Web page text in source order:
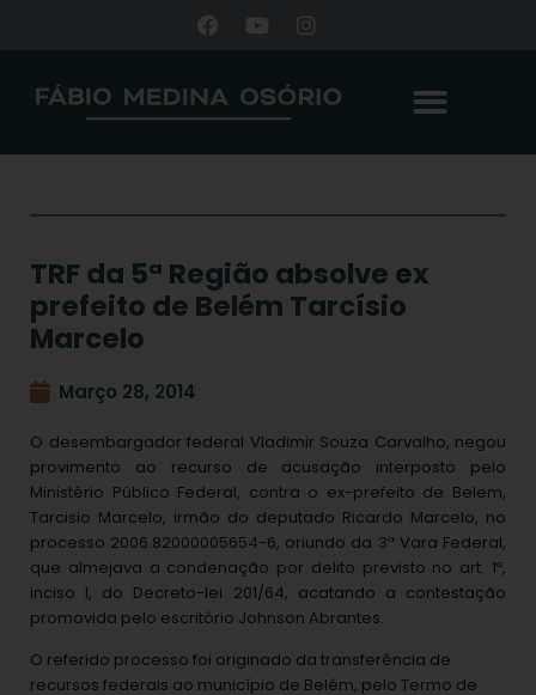
TRF da 5ª Região absolve ex
prefeito de Belém Tarcísio
Marcelo
Março 28, 2014
O desembargador federal Vladimir Souza Carvalho, negou
provimento ao recurso de acusação interposto pelo
Ministério Público Federal, contra o ex-prefeito de Belem,
Tarcisio Marcelo, irmão do deputado Ricardo Marcelo, no
processo 2006.82000005654-6, oriundo da 3ª Vara Federal,
que almejava a condenação por delito previsto no art. 1º,
inciso I, do Decreto-lei 201/64, acatando a contestação
promovida pelo escritório Johnson Abrantes.
O referido processo foi originado da transferência de
recursos federais ao município de Belém, pelo Termo de